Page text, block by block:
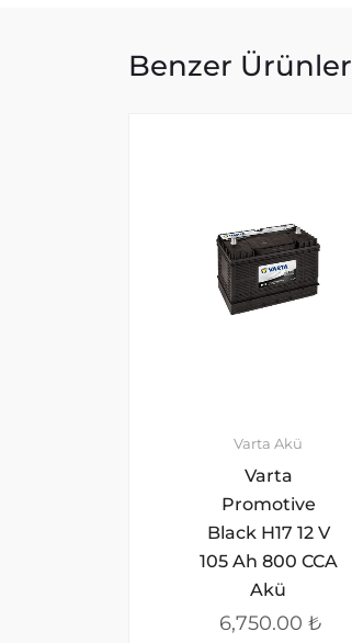
Benzer Ürünler
Varta Akü
Varta
Promotive
Black H17 12 V
105 Ah 800 CCA
Akü
6,750.00 ₺